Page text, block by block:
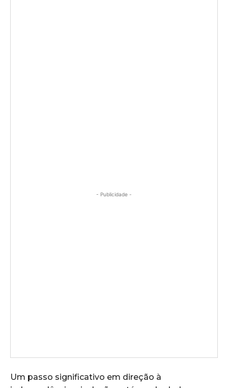
- Publicidade -
Um passo significativo em direção à